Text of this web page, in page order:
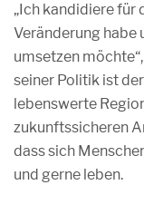
„Ich kandidiere für
Veränderung
umsetzen
seiner Politik ist
lebenswerte
zukunftssicheren
dass sich
und gerne leben.